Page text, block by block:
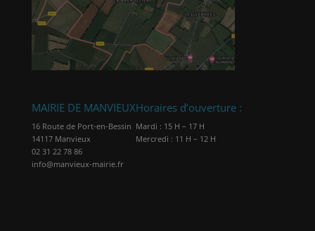
MAIRIE DE MANVIEUX
16 Route de Port-en-Bessin
14117 Manvieux
02 31 22 78 86
info@manvieux-mairie.fr
Horaires d’ouverture :
Mardi : 15 H – 17 H
Mercredi : 11 H – 12 H